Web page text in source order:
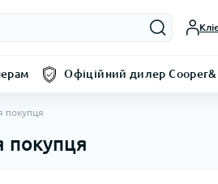
Офіційний дилер
покупця
покупця